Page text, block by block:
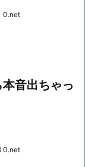
0.net
音出ちゃっ
0.net